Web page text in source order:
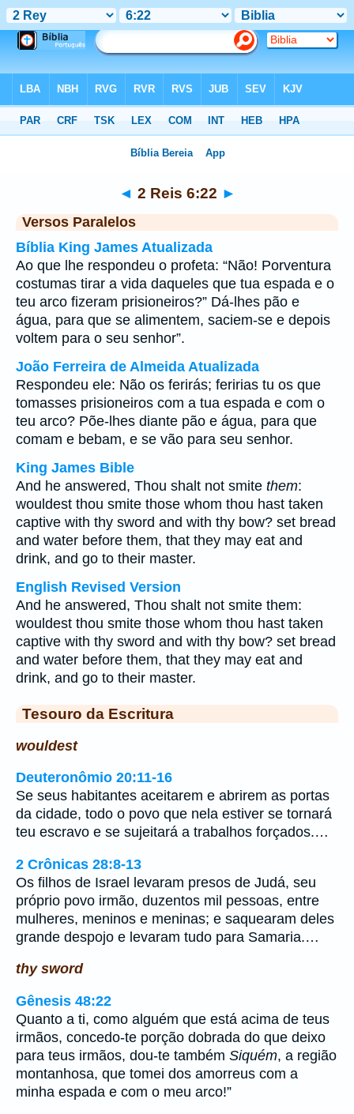
◄ 2 Reis 6:22 ►
Versos Paralelos
Bíblia King James Atualizada
Ao que lhe respondeu o profeta: “Não! Porventura
costumas tirar a vida daqueles que tua espada e o
teu arco fizeram prisioneiros?” Dá-lhes pão e
água, para que se alimentem, saciem-se e depois
voltem para o seu senhor”.
João Ferreira de Almeida Atualizada
Respondeu ele: Não os ferirás; feririas tu os que
tomasses prisioneiros com a tua espada e com o
teu arco? Põe-lhes diante pão e água, para que
comam e bebam, e se vão para seu senhor.
King James Bible
And he answered, Thou shalt not smite them:
wouldest thou smite those whom thou hast taken
captive with thy sword and with thy bow? set bread
and water before them, that they may eat and
drink, and go to their master.
English Revised Version
And he answered, Thou shalt not smite them:
wouldest thou smite those whom thou hast taken
captive with thy sword and with thy bow? set bread
and water before them, that they may eat and
drink, and go to their master.
Tesouro da Escritura
wouldest
Deuteronômio 20:11-16
Se seus habitantes aceitarem e abrirem as portas
da cidade, todo o povo que nela estiver se tornará
teu escravo e se sujeitará a trabalhos forçados.…
2 Crônicas 28:8-13
Os filhos de Israel levaram presos de Judá, seu
próprio povo irmão, duzentos mil pessoas, entre
mulheres, meninos e meninas; e saquearam deles
grande despojo e levaram tudo para Samaria.…
thy sword
Gênesis 48:22
Quanto a ti, como alguém que está acima de teus
irmãos, concedo-te porção dobrada do que deixo
para teus irmãos, dou-te também Siquém, a região
montanhosa, que tomei dos amorreus com a
minha espada e com o meu arco!”